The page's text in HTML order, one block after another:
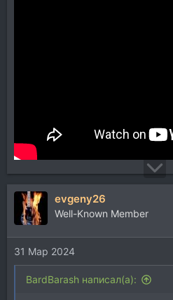
evgeny26
Well-Known Member
31 Мар 2024
BardBarash написал(а):